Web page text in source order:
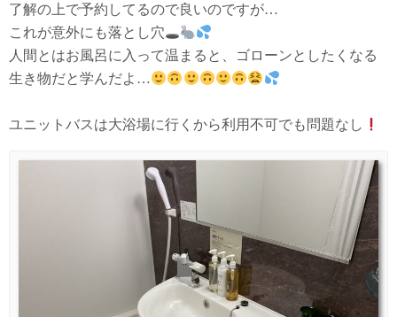
了解の上で予約してるので良いのですが…
これが意外にも落とし穴🕳
人間とはお風呂に入って温まると、ゴローンとしたくなる
生き物だと学んだよ…
ユニットバスは大浴場に行くから利用不可でも問題なし